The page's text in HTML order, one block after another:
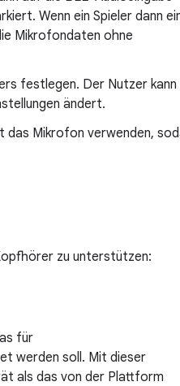
Wenn ein Spieler dann
Mikrofondaten ohne
festlegen. Der Nutzer kann
ändert.
das Mikrofon verwenden,
zu unterstützen:
für
werden soll. Mit dieser
als das von der Plattform